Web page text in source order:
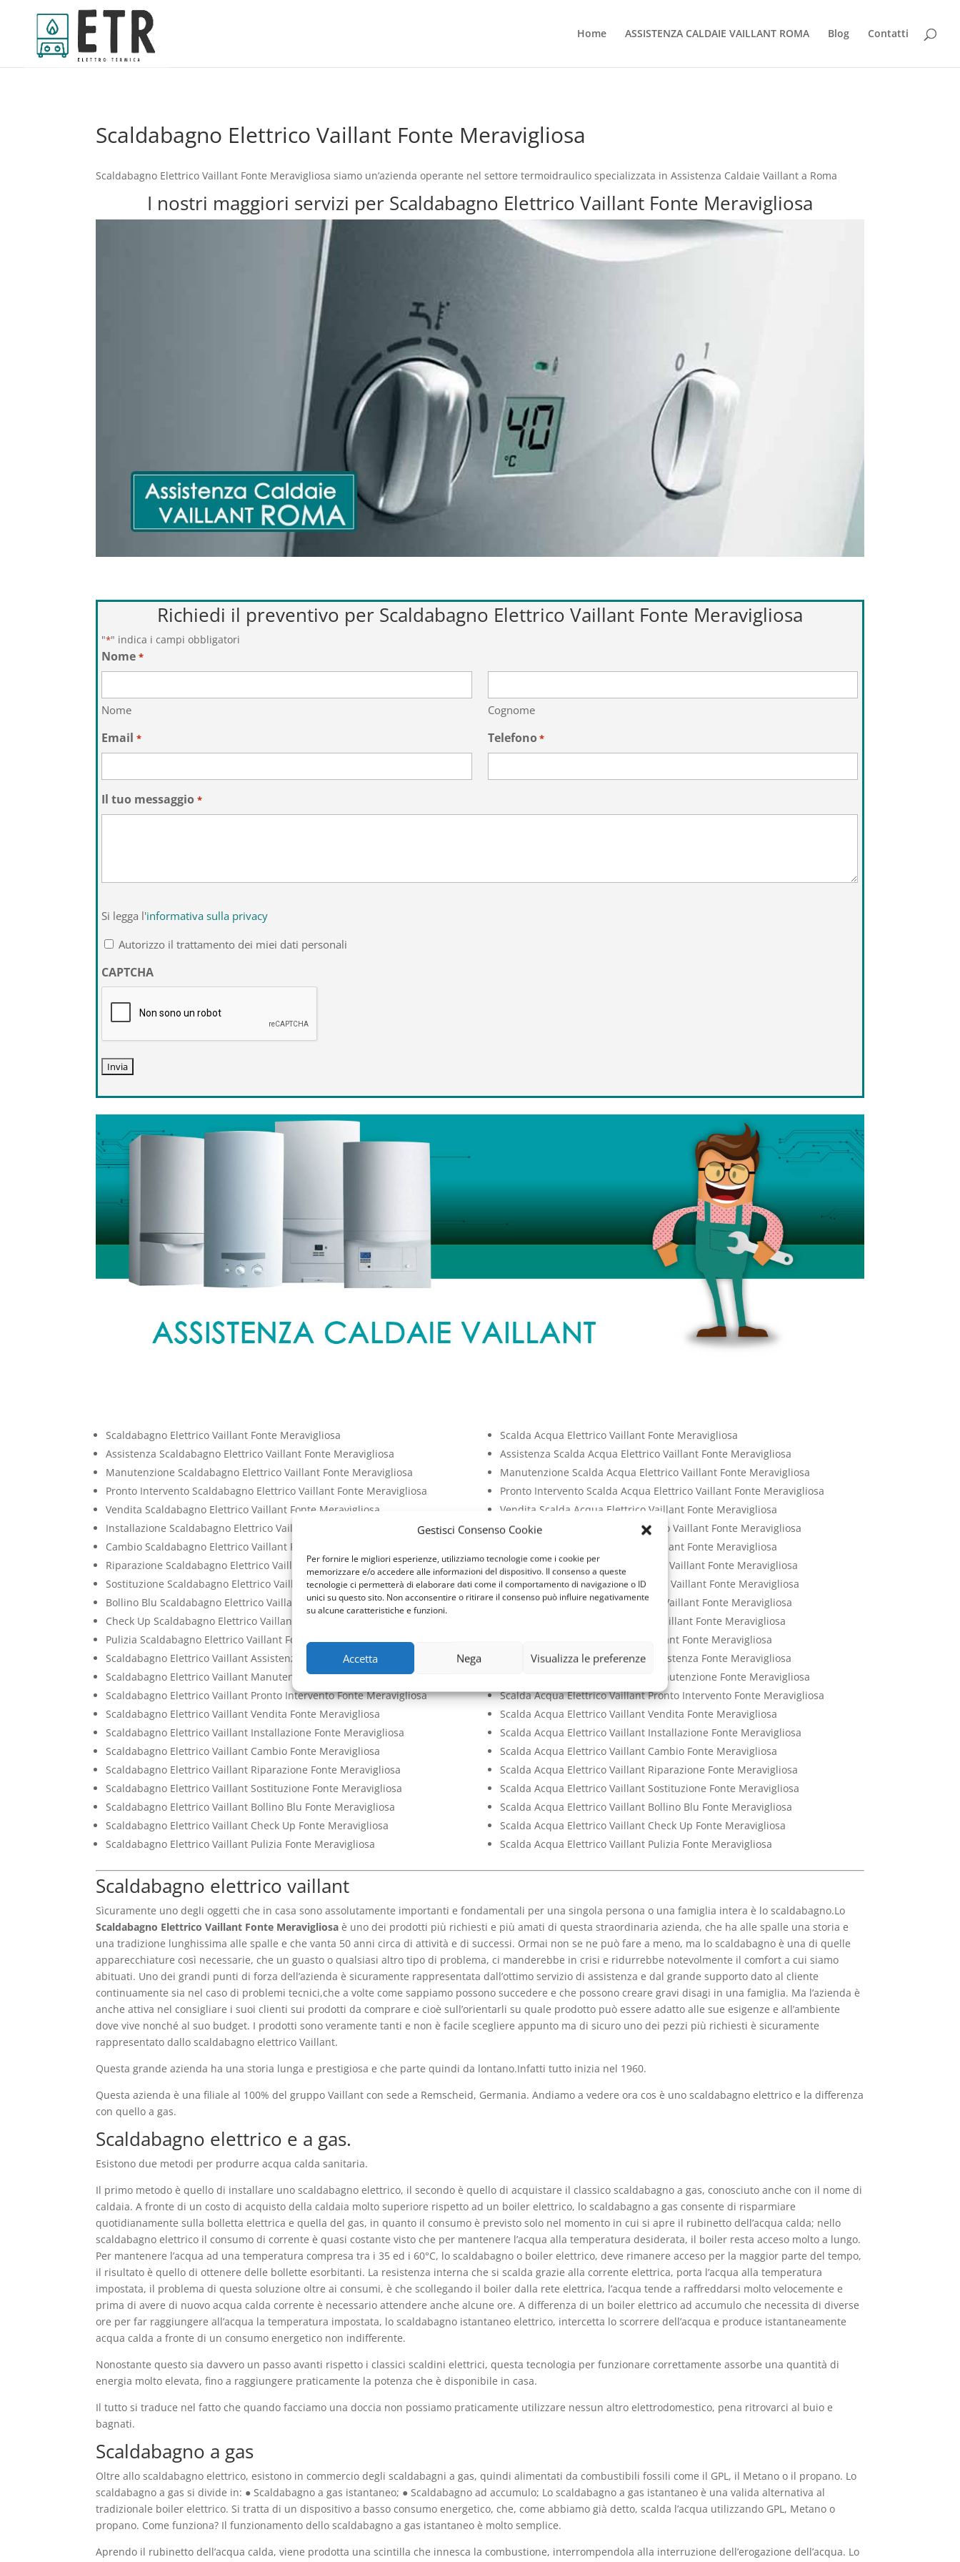
Gestisci Consenso Cookie
Per fornire le migliori esperienze, utilizziamo tecnologie come i cookie per
memorizzare e/o accedere alle informazioni del dispositivo. Il consenso a queste
tecnologie ci permetterà di elaborare dati come il comportamento di navigazione o ID
unici su questo sito. Non acconsentire o ritirare il consenso può influire negativamente
su alcune caratteristiche e funzioni.
Accetta Nega Visualizza le preferenze
Home ASSISTENZA CALDAIE VAILLANT ROMA Blog Contatti
Scaldabagno Elettrico Vaillant Fonte Meravigliosa
Scaldabagno Elettrico Vaillant Fonte Meravigliosa siamo un’azienda operante nel settore termoidraulico specializzata in Assistenza Caldaie Vaillant a Roma
I nostri maggiori servizi per Scaldabagno Elettrico Vaillant Fonte Meravigliosa
Richiedi il preventivo per Scaldabagno Elettrico Vaillant Fonte Meravigliosa
"*" indica i campi obbligatori
Nome *
Nome Cognome
Email * Telefono*
Il tuo messaggio *
legga
l'informativa
privacy
*
Si legga l'informativa sulla privacy
Autorizzo il trattamento dei miei dati personali
CAPTCHA
Scaldabagno Elettrico Vaillant Fonte Meravigliosa
Assistenza Scaldabagno Elettrico Vaillant Fonte Meravigliosa
Manutenzione Scaldabagno Elettrico Vaillant Fonte Meravigliosa
Pronto Intervento Scaldabagno Elettrico Vaillant Fonte Meravigliosa
Vendita Scaldabagno Elettrico Vaillant Fonte Meravigliosa
Installazione Scaldabagno Elettrico Vaillant Fonte Meravigliosa
Cambio Scaldabagno Elettrico Vaillant Fonte Meravigliosa
Riparazione Scaldabagno Elettrico Vaillant Fonte Meravigliosa
Sostituzione Scaldabagno Elettrico Vaillant Fonte Meravigliosa
Bollino Blu Scaldabagno Elettrico Vaillant Fonte Meravigliosa
Check Up Scaldabagno Elettrico Vaillant Fonte Meravigliosa
Pulizia Scaldabagno Elettrico Vaillant Fonte Meravigliosa
Scaldabagno Elettrico Vaillant Assistenza Fonte Meravigliosa
Scaldabagno Elettrico Vaillant Manutenzione Fonte Meravigliosa
Scaldabagno Elettrico Vaillant Pronto Intervento Fonte Meravigliosa
Scaldabagno Elettrico Vaillant Vendita Fonte Meravigliosa
Scaldabagno Elettrico Vaillant Installazione Fonte Meravigliosa
Scaldabagno Elettrico Vaillant Cambio Fonte Meravigliosa
Scaldabagno Elettrico Vaillant Riparazione Fonte Meravigliosa
Scaldabagno Elettrico Vaillant Sostituzione Fonte Meravigliosa
Scaldabagno Elettrico Vaillant Bollino Blu Fonte Meravigliosa
Scaldabagno Elettrico Vaillant Check Up Fonte Meravigliosa
Scaldabagno Elettrico Vaillant Pulizia Fonte Meravigliosa
Scalda Acqua Elettrico Vaillant Fonte Meravigliosa
Assistenza Scalda Acqua Elettrico Vaillant Fonte Meravigliosa
Manutenzione Scalda Acqua Elettrico Vaillant Fonte Meravigliosa
Pronto Intervento Scalda Acqua Elettrico Vaillant Fonte Meravigliosa
Vendita Scalda Acqua Elettrico Vaillant Fonte Meravigliosa
Installazione Scalda Acqua Elettrico Vaillant Fonte Meravigliosa
Cambio Scalda Acqua Elettrico Vaillant Fonte Meravigliosa
Riparazione Scalda Acqua Elettrico Vaillant Fonte Meravigliosa
Sostituzione Scalda Acqua Elettrico Vaillant Fonte Meravigliosa
Bollino Blu Scalda Acqua Elettrico Vaillant Fonte Meravigliosa
Check Up Scalda Acqua Elettrico Vaillant Fonte Meravigliosa
Pulizia Scalda Acqua Elettrico Vaillant Fonte Meravigliosa
Scalda Acqua Elettrico Vaillant Assistenza Fonte Meravigliosa
Scalda Acqua Elettrico Vaillant Manutenzione Fonte Meravigliosa
Scalda Acqua Elettrico Vaillant Pronto Intervento Fonte Meravigliosa
Scalda Acqua Elettrico Vaillant Vendita Fonte Meravigliosa
Scalda Acqua Elettrico Vaillant Installazione Fonte Meravigliosa
Scalda Acqua Elettrico Vaillant Cambio Fonte Meravigliosa
Scalda Acqua Elettrico Vaillant Riparazione Fonte Meravigliosa
Scalda Acqua Elettrico Vaillant Sostituzione Fonte Meravigliosa
Scalda Acqua Elettrico Vaillant Bollino Blu Fonte Meravigliosa
Scalda Acqua Elettrico Vaillant Check Up Fonte Meravigliosa
Scalda Acqua Elettrico Vaillant Pulizia Fonte Meravigliosa
Scaldabagno elettrico vaillant
Sìcuramente uno degli oggetti che in casa sono assolutamente importanti e fondamentali per una singola persona o una famiglia intera è lo scaldabagno.Lo
Scaldabagno Elettrico Vaillant Fonte Meravigliosa è uno dei prodotti più richiesti e più amati di questa straordinaria azienda, che ha alle spalle una storia e
una tradizione lunghissima alle spalle e che vanta 50 anni circa di attività e di successi. Ormai non se ne può fare a meno, ma lo scaldabagno è una di quelle
apparecchiature così necessarie, che un guasto o qualsiasi altro tipo di problema, ci manderebbe in crisi e ridurrebbe notevolmente il comfort a cui siamo
abituati. Uno dei grandi punti di forza dell’azienda è sicuramente rappresentata dall’ottimo servizio di assistenza e dal grande supporto dato al cliente
continuamente sia nel caso di problemi tecnici,che a volte come sappiamo possono succedere e che possono creare gravi disagi in una famiglia. Ma l’azienda è
anche attiva nel consigliare i suoi clienti sui prodotti da comprare e cioè sull’orientarli su quale prodotto può essere adatto alle sue esigenze e all’ambiente
dove vive nonché al suo budget. I prodotti sono veramente tanti e non è facile scegliere appunto ma di sicuro uno dei pezzi più richiesti è sicuramente
rappresentato dallo scaldabagno elettrico Vaillant.
Questa grande azienda ha una storia lunga e prestigiosa e che parte quindi da lontano.Infatti tutto inizia nel 1960.
Questa azienda è una filiale al 100% del gruppo Vaillant con sede a Remscheid, Germania. Andiamo a vedere ora cos è uno scaldabagno elettrico e la differenza
con quello a gas.
Scaldabagno elettrico e a gas.
Esistono due metodi per produrre acqua calda sanitaria.
Il primo metodo è quello di installare uno scaldabagno elettrico, il secondo è quello di acquistare il classico scaldabagno a gas, conosciuto anche con il nome di
caldaia. A fronte di un costo di acquisto della caldaia molto superiore rispetto ad un boiler elettrico, lo scaldabagno a gas consente di risparmiare
quotidianamente sulla bolletta elettrica e quella del gas, in quanto il consumo è previsto solo nel momento in cui si apre il rubinetto dell’acqua calda; nello
scaldabagno elettrico il consumo di corrente è quasi costante visto che per mantenere l’acqua alla temperatura desiderata, il boiler resta acceso molto a lungo.
Per mantenere l’acqua ad una temperatura compresa tra i 35 ed i 60°C, lo scaldabagno o boiler elettrico, deve rimanere acceso per la maggior parte del tempo,
il risultato è quello di ottenere delle bollette esorbitanti. La resistenza interna che si scalda grazie alla corrente elettrica, porta l’acqua alla temperatura
impostata, il problema di questa soluzione oltre ai consumi, è che scollegando il boiler dalla rete elettrica, l’acqua tende a raffreddarsi molto velocemente e
prima di avere di nuovo acqua calda corrente è necessario attendere anche alcune ore. A differenza di un boiler elettrico ad accumulo che necessita di diverse
ore per far raggiungere all’acqua la temperatura impostata, lo scaldabagno istantaneo elettrico, intercetta lo scorrere dell’acqua e produce istantaneamente
acqua calda a fronte di un consumo energetico non indifferente.
Nonostante questo sia davvero un passo avanti rispetto i classici scaldini elettrici, questa tecnologia per funzionare correttamente assorbe una quantità di
energia molto elevata, fino a raggiungere praticamente la potenza che è disponibile in casa.
Il tutto si traduce nel fatto che quando facciamo una doccia non possiamo praticamente utilizzare nessun altro elettrodomestico, pena ritrovarci al buio e
bagnati.
Scaldabagno a gas
Oltre allo scaldabagno elettrico, esistono in commercio degli scaldabagni a gas, quindi alimentati da combustibili fossili come il GPL, il Metano o il propano. Lo
scaldabagno a gas si divide in: ● Scaldabagno a gas istantaneo; ● Scaldabagno ad accumulo; Lo scaldabagno a gas istantaneo è una valida alternativa al
tradizionale boiler elettrico. Si tratta di un dispositivo a basso consumo energetico, che, come abbiamo già detto, scalda l’acqua utilizzando GPL, Metano o
propano. Come funziona? Il funzionamento dello scaldabagno a gas istantaneo è molto semplice.
Aprendo il rubinetto dell’acqua calda, viene prodotta una scintilla che innesca la combustione, interrompendola alla interruzione dell’erogazione dell’acqua. Lo